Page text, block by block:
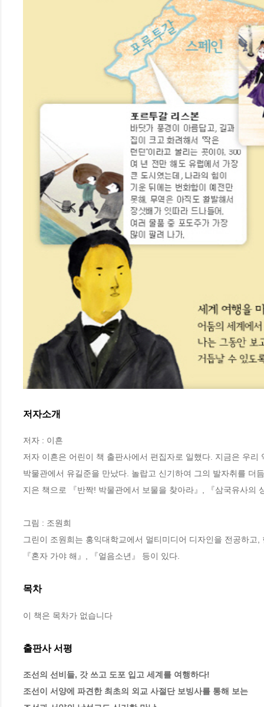
저자소개
저자 : 이흔
저자 이흔은 어린이 책 출판사에서 편집자로 일했다. 지금은 우
박물관에서 유길준을 만났다. 놀랍고 신기하여 그의 발자취를
지은 책으로 『반짝! 박물관에서 보물을 찾아라』, 『삼국유사의
그림 : 조원희
그린이 조원희는 홍익대학교에서 멀티미디어 디자인을 전공하
『혼자 가야 해』, 『얼음소년』 등이 있다.
목차
이 책은 목차가 없습니다
출판사 서평
조선의 선비들, 갓 쓰고 도포 입고 세계를 여행하다!
조선이 서양에 파견한 최초의 외교 사절단 보빙사를 통해 보는